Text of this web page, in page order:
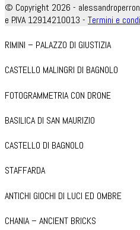
© Copyright 2026 -
e P.IVA 12914210013 - Termini e
RIMINI – PALAZZO DI GIUSTIZIA
CASTELLO MALINGRI DI BAGNOLO
FOTOGRAMMETRIA CON DRONE
BASILICA DI SAN MAURIZIO
CASTELLO DI BAGNOLO
STAFFARDA
ANTICHI GIOCHI DI LUCI ED OMBRE
CHANIA – ANCIENT BRICKS